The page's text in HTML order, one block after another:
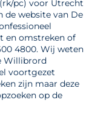
pc) voor Utrecht
de website van De
en omstreken of
4800. Wij weten
Willibrord
voortgezet
zijn maar deze
op de